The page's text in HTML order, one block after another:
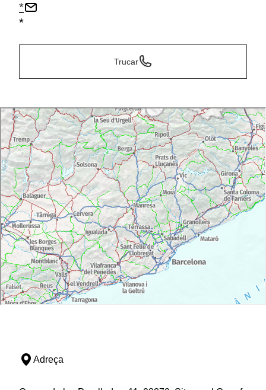
*
*
Trucar
Adreça